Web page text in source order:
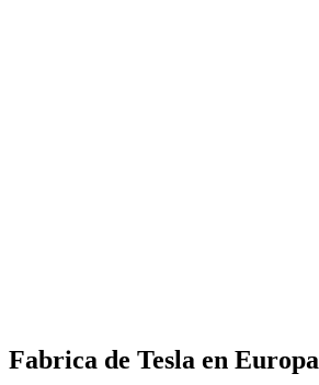
Fabrica de Tesla en Europa